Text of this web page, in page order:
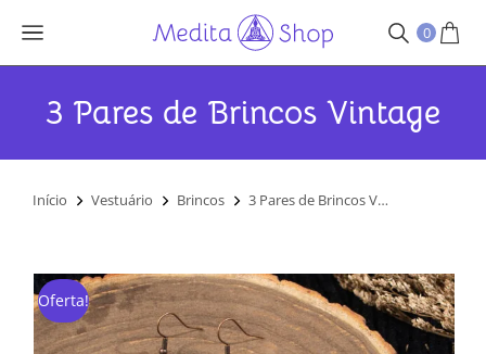
0
3 Pares de Brincos Vintage
Você está aqui:
Início Vestuário Brincos 3 Pares de Brincos V…
Oferta!